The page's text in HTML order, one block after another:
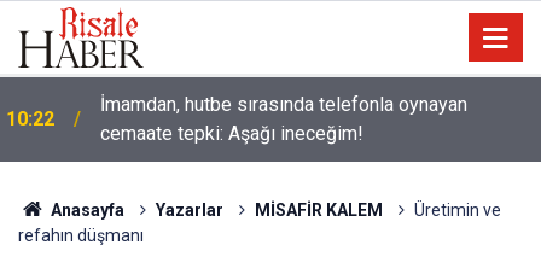
10:22
İmamdan, hutbe sırasında telefonla oynayan
cemaate tepki: Aşağı ineceğim!
Anasayfa Yazarlar MİSAFİR KALEM
Üretimin ve
refahın düşmanı